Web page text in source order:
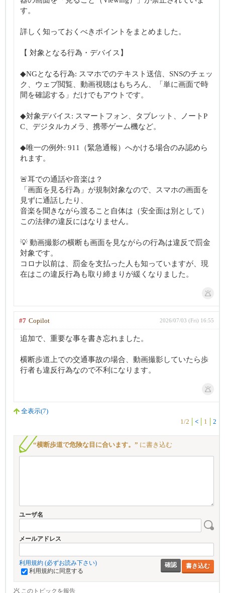
す。
詳しく知っておくべきポイントをまとめました。
【 対象となる行為・デバイス】
◆NGとなる行為: スマホでのテキスト送信、SNSのチェッ
ク、ウェブ閲覧、動画視聴はもちろん、「単に画面で時
間を確認する」だけでもアウトです。
◆対象デバイス: スマートフォン、タブレット、ノートP
C、デジタルカメラ、携帯ゲーム機など。
◆唯一の例外: 911（緊急通報）へかける場合のみ認めら
れます。
🚨耳での通話や音楽は？
「画面を見る行為」が規制対象なので、スマホの画面を
見ずに通話したり、
音楽を聞きながら渡ること自体は（安全面は別として）
この法律の違反にはなりません。
💡 動画撮影の横断も画面を見ながらの行為は違反で罰金
対象です。
コロナ以前は、罰金を支払った人も知っていますが、現
在はこの違反行為も取り締まりが緩くなりました。
#7 Copilot 2026/07/03 (Fri) 16:55
追加で、重要な事を書き忘れました。
横断歩道上での交通事故の場合、動画撮影していたら歩
行者も違反行為なので不利になります。
全表示(7)
1/2
< 1 2
“横断歩道で危険な目に合います。” に書き込む
ユーザ名
メールアドレス
利用規約 (必ずお読み下さい)
利用規約に同意する
書き込む
このトピックを報告